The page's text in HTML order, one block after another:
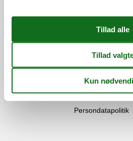
Momsnr.: DE312256700
Følg os
på
facebook
Facebook
© 2026 Vacasol
Persondatapolitik